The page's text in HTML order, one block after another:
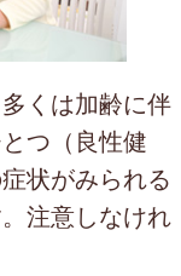
くは加齢に伴
つ（良性健
状がみられる
注意しなけれ